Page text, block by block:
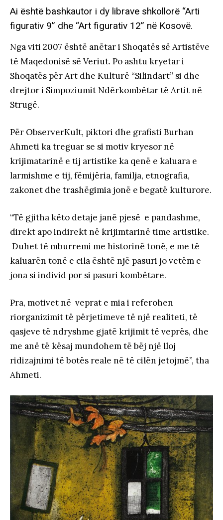
Ai është bashkautor i dy librave shkollorë “Arti
figurativ 9” dhe “Art figurativ 12” në Kosovë.
Nga viti 2007 është anëtar i Shoqatës së Artistëve
të Maqedonisë së Veriut. Po ashtu kryetar i
Shoqatës për Art dhe Kulturë “Silindart” si dhe
drejtor i Simpoziumit Ndërkombëtar të Artit në
Strugë.
Për ObserverKult, piktori dhe grafisti Burhan
Ahmeti ka treguar se si motiv kryesor në
krijimatarinë e tij artistike ka qenë e kaluara e
larmishme e tij, fëmijëria, familja, etnografia,
zakonet dhe trashëgimia jonë e begatë kulturore.
“Të gjitha këto detaje janë pjesë e pandashme,
direkt apo indirekt në krijimtarinë time artistike.
Duhet të mburremi me historinë tonë, e me të
kaluarën tonë e cila është një pasuri jo vetëm e
jona si individ por si pasuri kombëtare.
Pra, motivet në veprat e mia i referohen
riorganizimit të përjetimeve të një realiteti, të
qasjeve të ndryshme gjatë krijimit të veprës, dhe
me anë të kësaj mundohem të bëj një lloj
ridizajnimi të botës reale në të cilën jetojmë”, tha
Ahmeti.